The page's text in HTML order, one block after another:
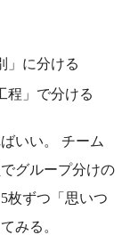
」に分ける
程」で分ける
いい。 チーム
グループ分けの
枚ずつ「思いつ
みる。